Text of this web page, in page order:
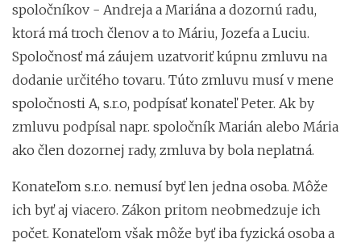
spoločníkov - Andreja a Mariána a dozornú radu,
ktorá má troch členov a to Máriu, Jozefa a Luciu.
Spoločnosť má záujem uzatvoriť kúpnu zmluvu na
dodanie určitého tovaru. Túto zmluvu musí v mene
spoločnosti A, s.r.o, podpísať konateľ Peter. Ak by
zmluvu podpísal napr. spoločník Marián alebo Mária
ako člen dozornej rady, zmluva by bola neplatná.
Konateľom s.r.o. nemusí byť len jedna osoba. Môže
ich byť aj viacero. Zákon pritom neobmedzuje ich
počet. Konateľom však môže byť iba fyzická osoba a